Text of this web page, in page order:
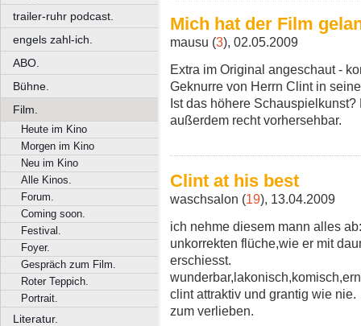
trailer-ruhr podcast.
engels zahl-ich.
ABO.
Bühne.
Film.
Heute im Kino
Morgen im Kino
Neu im Kino
Alle Kinos.
Forum.
Coming soon.
Festival.
Foyer.
Gespräch zum Film.
Roter Teppich.
Portrait.
Literatur.
Mich hat der Film
mausu (3), 02.05.2009
Extra im Original angeschaut -
Geknurre von Herrn Clint in
Ist das höhere
außerdem recht vorhersehbar.
Clint at his best
waschsalon (19), 13.04.2009
ich nehme diesem mann alles
unkorrekten flüche,wie er mit
erschiesst.
clint attraktiv und grantig wie nie.
zum verlieben.